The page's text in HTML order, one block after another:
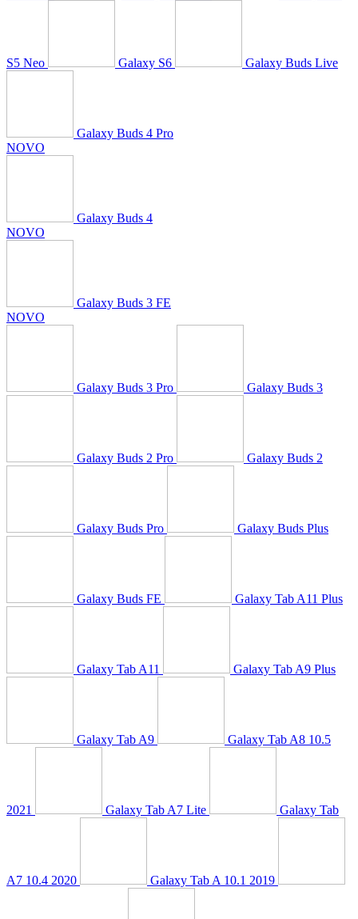
S5 Neo Galaxy S6 Galaxy Buds Live
Galaxy Buds 4 Pro
NOVO
Galaxy Buds 4
NOVO
Galaxy Buds 3 FE
NOVO
Galaxy Buds 3 Pro Galaxy Buds 3
Galaxy Buds 2 Pro Galaxy Buds 2
Galaxy Buds Pro Galaxy Buds Plus
Galaxy Buds FE Galaxy Tab A11 Plus
Galaxy Tab A11 Galaxy Tab A9 Plus
Galaxy Tab A9 Galaxy Tab A8 10.5
2021 Galaxy Tab A7 Lite Galaxy Tab
A7 10.4 2020 Galaxy Tab A 10.1 2019